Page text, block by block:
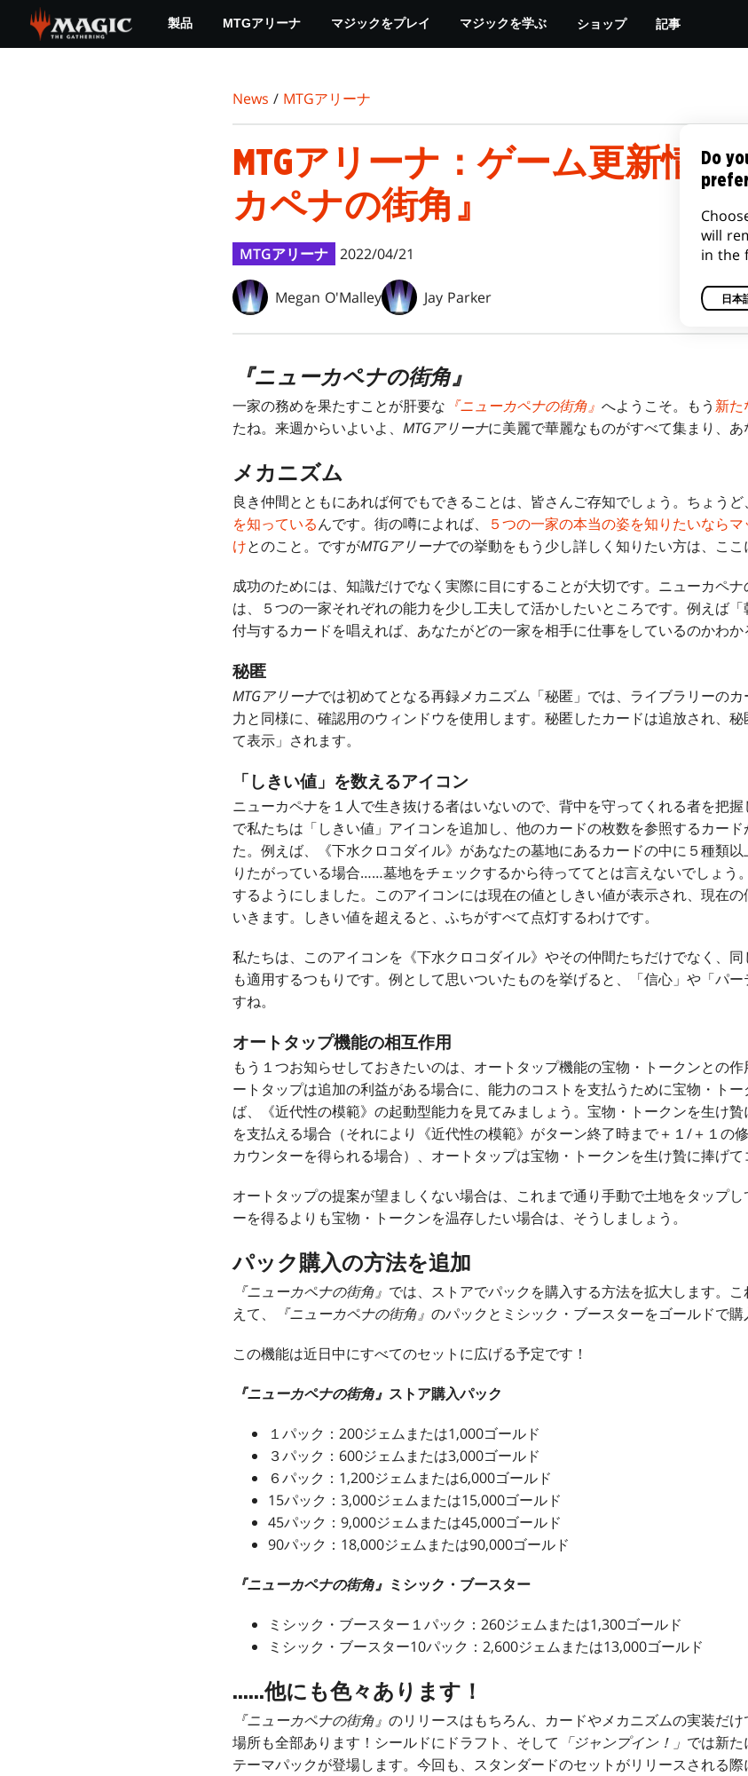
main
製品 MTGアリーナ マジックをプレイ マジックを学ぶ ショップ 記事
News / MTGアリーナ
MTGアリーナ：ゲーム更新情
カペナの街角』
MTGアリーナ 2022/04/21
Megan O'Malley Jay Parker
『ニューカペナの街角』
一家の務めを果たすことが肝要な 『ニューカペナの街角』 へようこそ。もう 新た
たね。来週からいよいよ、 MTGアリーナに美麗で華麗なものがすべて集まり、あ
メカニズム
良き仲間とともにあれば何でもできることは、皆さんご存知でしょう。ちょう
を知っているんです。街の噂によれば、
５つの一家の本当の姿を知りたいなら
けとのこと。ですがMTGアリーナでの挙動をもう少し詳しく知りたい方は、ここ
成功のためには、知識だけでなく実際に目にすることが大切です。ニューカペ
は、５つの一家それぞれの能力を少し工夫して活かしたいところです。例えば
付与するカードを唱えれば、あなたがどの一家を相手に仕事をしているのかわか
秘匿
MTGアリーナでは初めてとなる再録メカニズム「秘匿」では、ライブラリーの
力と同様に、確認用のウィンドウを使用します。秘匿したカードは追放され、
て表示」されます。
「しきい値」を数えるアイコン
ニューカペナを１人で生き抜ける者はいないので、背中を守ってくれる者を把
で私たちは「しきい値」アイコンを追加し、他のカードの枚数を参照するカー
た。例えば、《下水クロコダイル》があなたの墓地にあるカードの中に５種類
りたがっている場合……墓地をチェックするから待っててとは言えないでしょう
するようにしました。このアイコンには現在の値としきい値が表示され、現在
いきます。しきい値を超えると、ふちがすべて点灯するわけです。
私たちは、このアイコンを《下水クロコダイル》やその仲間たちだけでなく、
も適用するつもりです。例として思いついたものを挙げると、「信心」や「パ
すね。
オートタップ機能の相互作用
もう１つお知らせしておきたいのは、オートタップ機能の宝物・トークンとの
ートタップは追加の利益がある場合に、能力のコストを支払うために宝物・ト
ば、《近代性の模範》の起動型能力を見てみましょう。宝物・トークンを生け
を支払える場合（それにより《近代性の模範》がターン終了時まで＋１/＋１の
カウンターを得られる場合）、オートタップは宝物・トークンを生け贄に捧げて
オートタップの提案が望ましくない場合は、これまで通り手動で土地をタップ
ーを得るよりも宝物・トークンを温存したい場合は、そうしましょう。
パック購入の方法を追加
『ニューカペナの街角』 では、ストアでパックを購入する方法を拡大します。
えて、
『ニューカペナの街角』 のパックとミシック・ブースターをゴールドで購
この機能は近日中にすべてのセットに広げる予定です！
『ニューカペナの街角』 ストア購入パック
１パック：200ジェムまたは1,000ゴールド
３パック：600ジェムまたは3,000ゴールド
６パック：1,200ジェムまたは6,000ゴールド
15パック：3,000ジェムまたは15,000ゴールド
45パック：9,000ジェムまたは45,000ゴールド
90パック：18,000ジェムまたは90,000ゴールド
『ニューカペナの街角』 ミシック・ブースター
ミシック・ブースター１パック：260ジェムまたは1,300ゴールド
ミシック・ブースター10パック：2,600ジェムまたは13,000ゴールド
……他にも色々あります！
『ニューカペナの街角』 のリリースはもちろん、カードやメカニズムの実装だ
場所も全部あります！シールドにドラフト、そして 「ジャンプイン！」 では新
テーマパックが登場します。今回も、スタンダードのセットがリリースされる
Do
will
in the
日本